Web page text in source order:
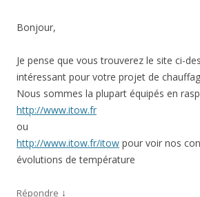
Bonjour,
Je pense que vous trouverez le site ci-
intéressant pour votre projet de
Nous sommes la plupart équipés en
http://www.itow.fr
ou
http://www.itow.fr/itow pour voir nos
évolutions de température
Répondre ↓